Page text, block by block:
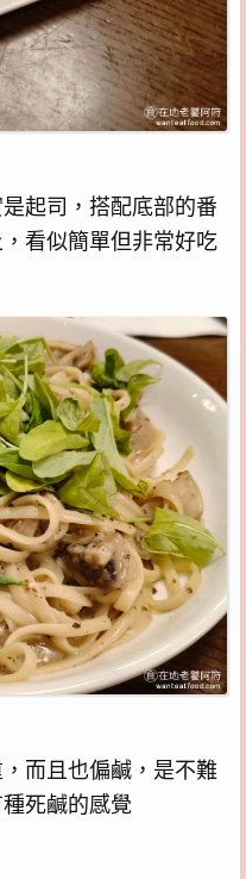
起司，搭配底部的番
看似簡單但非常好吃
而且也偏鹹，是不難
死鹹的感覺